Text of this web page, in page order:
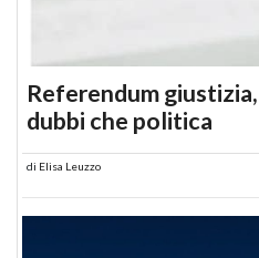
Referendum
dubbi che politica
di Elisa Leuzzo